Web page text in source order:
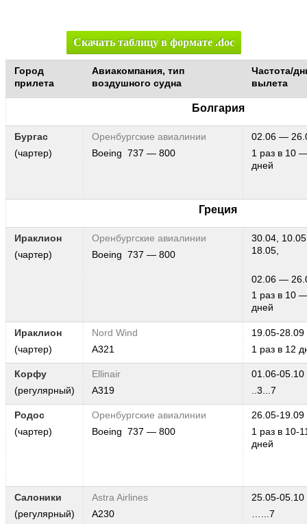
Скачать таблицу в формате .doc
Город
прилета
Авиакомпания, тип
воздушного судна
Частота/
вылета
Болгария
Бургас
(чартер)
Оренбургские авиалинии
Boeing 737 — 800
02.06 —
1 раз в 10
дней
Греция
Ираклион
(чартер)
Оренбургские авиалинии
Boeing 737 — 800
30.04,
18.05,
02.06 —
1 раз в 10
дней
Ираклион
(чартер)
Nord Wind
А321
19.05-28.09
1 раз в 12
Корфу
(регулярный)
Ellinair
А319
01.06-05.10
..3...7
Родос
(чартер)
Оренбургские авиалинии
Boeing 737 — 800
26.05-19.09
1 раз в 10-
дней
Салоники
(регулярный)
Astra Airlines
А230
25.05-05.10
…...7